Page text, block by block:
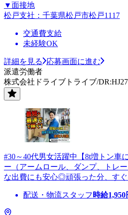
▼面接地
松戸支社：千葉県松戸市松戸1117
交通費支給
未経験OK
詳細を見る
応募画面に進む
派遣労働者
株式会社ドライブトライブ/
#30～40代男女活躍中【8t増トン車
ー（アームロール、ダンプ、トレ
な出費にも安心◎頑張った分、すぐ
配送・物流スタッフ 時給1,950